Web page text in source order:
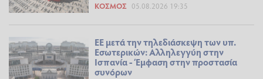
ΚΌΣΜΟΣ 05.08.2026 19:35
ΕΕ μετά την τηλεδιάσκεψη των υπ.
Εσωτερικών: Αλληλεγγύη στην
Ισπανία - Έμφαση στην προστασία
συνόρων